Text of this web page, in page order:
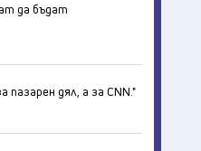
да бъдат
пазарен дял, а за CNN."